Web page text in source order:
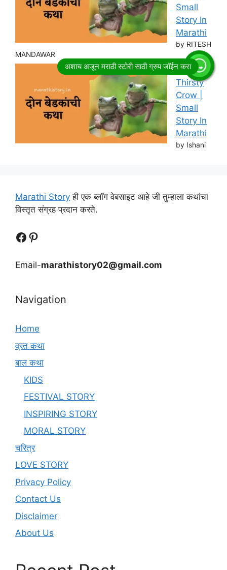
Small
Story In
Marathi
by RITESH
MANDAWAR
Story of
Thirsty
Crow |
Small
Story In
Marathi
by Ishani
Marathi Story ही एक ब्लॉग वेबसाइट आहे जी तुम्हाला कथांचा
विस्तृत संग्रह प्रदान करते.
Follow UsFollow us
Email-marathistory02@gmail.com
Navigation
Home
व्रत कथा
बाल कथा
KIDS
FESTIVAL STORY
INSPIRING STORY
MORAL STORY
चरित्र
LOVE STORY
Privacy Policy
Contact Us
Disclaimer
About Us